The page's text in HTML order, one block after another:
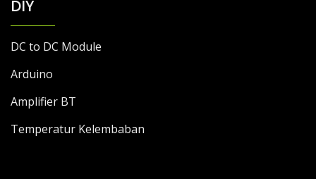
DIY
DC to DC Module
Arduino
Amplifier BT
Temperatur Kelembaban